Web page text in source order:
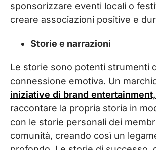
sponsorizzare eventi locali o
creare associazioni positive e
Storie e narrazioni
Le storie sono potenti strumenti
connessione emotiva. Un
iniziative di brand entertainment,
raccontare la propria storia in
con le storie personali dei
comunità, creando così un